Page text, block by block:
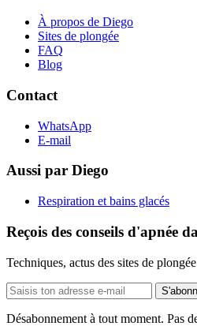
À propos de Diego
Sites de plongée
FAQ
Blog
Contact
WhatsApp
E-mail
Aussi par Diego
Respiration et bains glacés
Reçois des conseils d'apnée
Techniques, actus des sites de
Adresse
e-
mail
Désabonnement à tout moment. Pas